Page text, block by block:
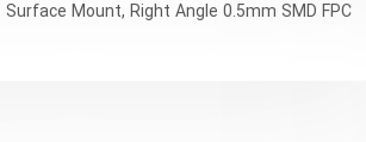
Mount, Right Angle 0.5mm SMD FPC